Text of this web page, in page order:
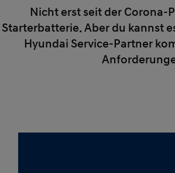
Nicht erst seit der Corona-
Starterbatterie. Aber du kannst
Hyundai Service-Partner